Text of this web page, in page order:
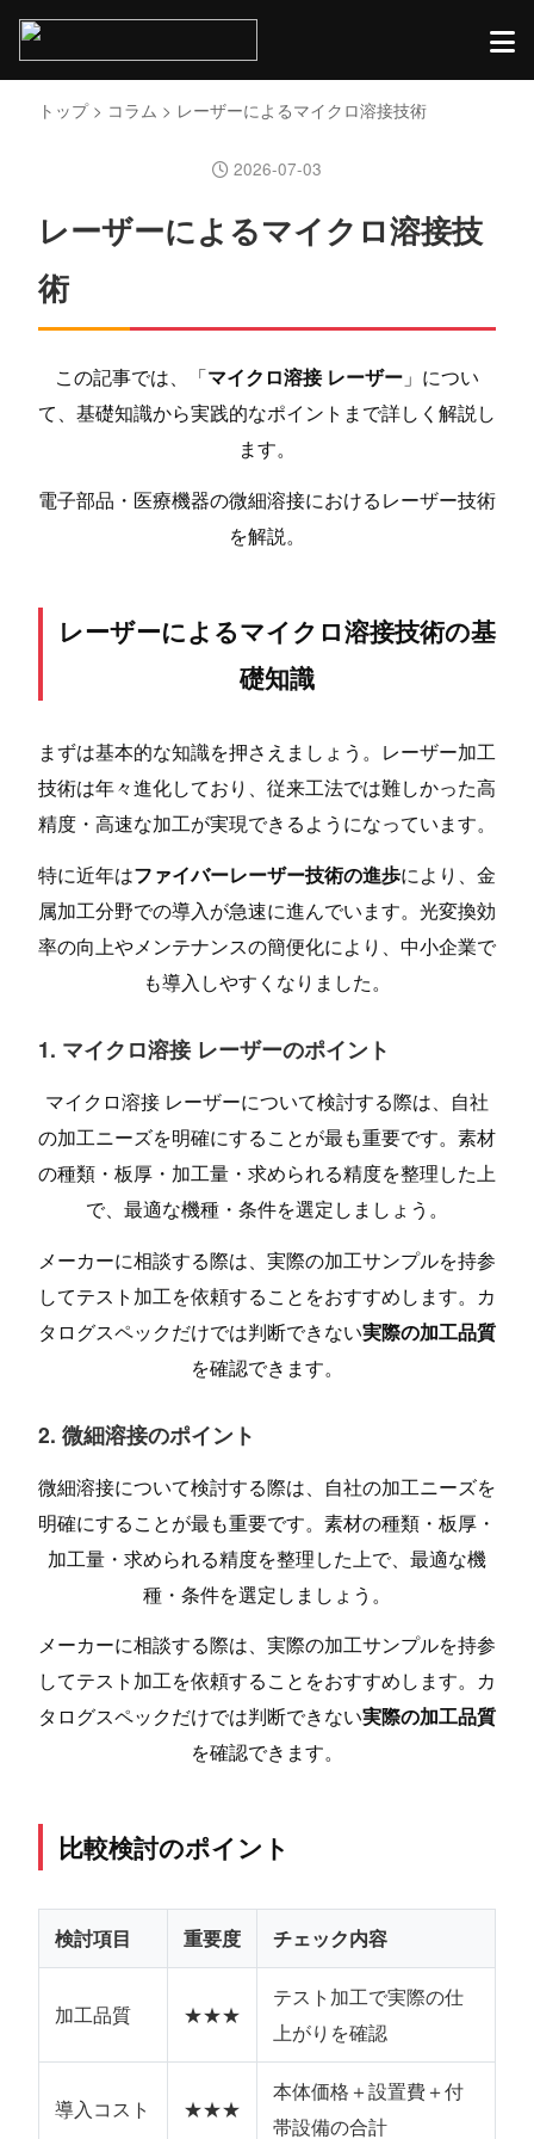
トップ> コラム > レーザーによるマイクロ溶接技術
2026-07-03
レーザーによるマイクロ溶接技
術
この記事では、「マイクロ溶接 レーザー 」につい
て、基礎知識から実践的なポイントまで詳しく解説し
ます。
電子部品・医療機器の微細溶接におけるレーザー技術
を解説。
レーザーによるマイクロ溶接技術の基
礎知識
まずは基本的な知識を押さえましょう。レーザー加工
技術は年々進化しており、従来工法では難しかった高
精度・高速な加工が実現できるようになっています。
特に近年はファイバーレーザー技術の進歩により、金
属加工分野での導入が急速に進んでいます。光変換効
率の向上やメンテナンスの簡便化により、中小企業で
も導入しやすくなりました。
1. マイクロ溶接 レーザーのポイント
マイクロ溶接 レーザーについて検討する際は、自社
の加工ニーズを明確にすることが最も重要です。素材
の種類・板厚・加工量・求められる精度を整理した上
で、最適な機種・条件を選定しましょう。
メーカーに相談する際は、実際の加工サンプルを持参
してテスト加工を依頼することをおすすめします。カ
タログスペックだけでは判断できない実際の加工品質
を確認できます。
2. 微細溶接のポイント
微細溶接について検討する際は、自社の加工ニーズを
明確にすることが最も重要です。素材の種類・板厚・
加工量・求められる精度を整理した上で、最適な機
種・条件を選定しましょう。
メーカーに相談する際は、実際の加工サンプルを持参
してテスト加工を依頼することをおすすめします。カ
タログスペックだけでは判断できない実際の加工品質
を確認できます。
比較検討のポイント
検討項目 重要度 チェック内容
加工品質 ★★★
テスト加工で実際の仕
上がりを確認
導入コスト ★★★
本体価格＋設置費＋付
帯設備の合計